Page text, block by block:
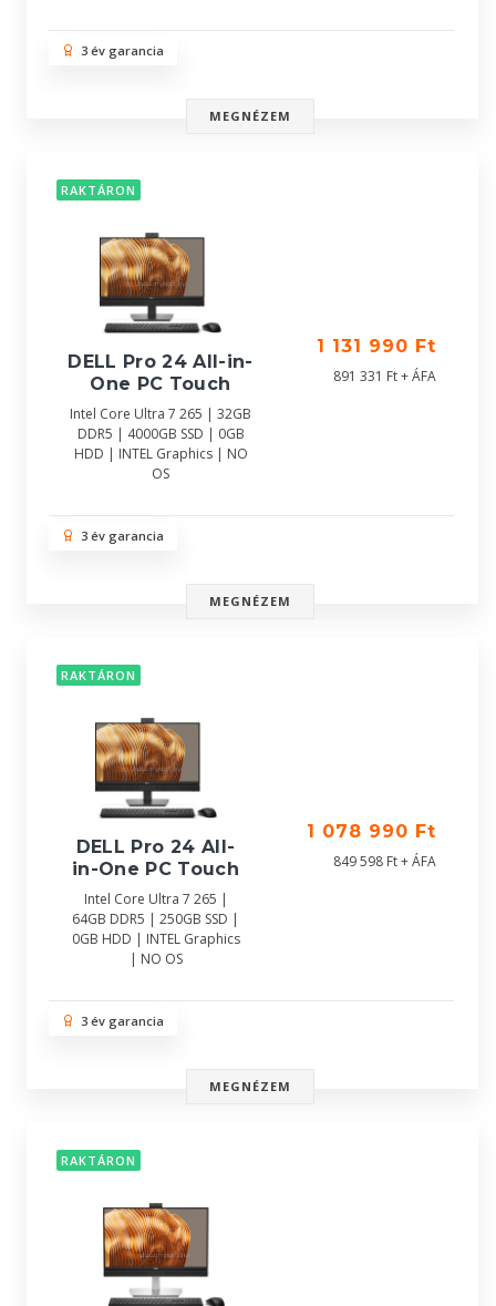
3 év garancia
MEGNÉZEM
RAKTÁRON
DELL Pro 24 All-in-
One PC Touch
Intel Core Ultra 7 265 | 32GB
DDR5 | 4000GB SSD | 0GB
HDD | INTEL Graphics | NO
OS
1 131 990 Ft
891 331 Ft + ÁFA
3 év garancia
MEGNÉZEM
RAKTÁRON
DELL Pro 24 All-
in-One PC Touch
Intel Core Ultra 7 265 |
64GB DDR5 | 250GB SSD |
0GB HDD | INTEL Graphics
| NO OS
1 078 990 Ft
849 598 Ft + ÁFA
3 év garancia
MEGNÉZEM
RAKTÁRON